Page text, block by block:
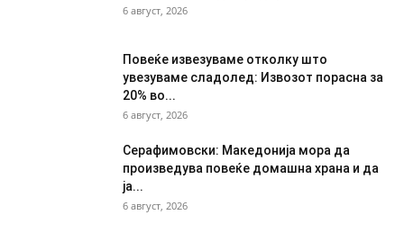
6 август, 2026
Повеќе извезуваме отколку што
увезуваме сладолед: Извозот порасна за
20% во...
6 август, 2026
Серафимовски: Македонија мора да
произведува повеќе домашна храна и да
ја...
6 август, 2026